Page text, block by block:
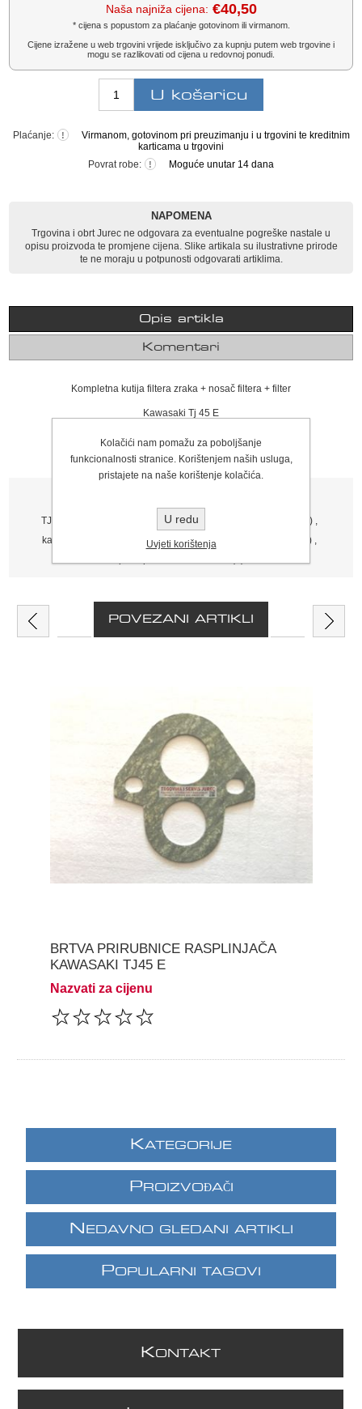
Naša najniža cijena: €40,50
* cijena s popustom za plaćanje gotovinom ili virmanom.
Cijene izražene u web trgovini vrijede isključivo za kupnju putem web trgovine i
mogu se razlikovati od cijena u redovnoj ponudi.
Plaćanje: !
Virmanom, gotovinom pri preuzimanju i u trgovini te kreditnim
karticama u trgovini
Povrat robe:
! Moguće unutar 14 dana
NAPOMENA
Trgovina i obrt Jurec ne odgovara za eventualne pogreške nastale u
opisu proizvoda te promjene cijena. Slike artikala su ilustrativne prirode
te ne moraju u potpunosti odgovarati artiklima.
Opis artikla
Komentari
Kompletna kutija filtera zraka + nosač filtera + filter
Kawasaki Tj 45 E
TJ45 poklopac filtera zraka (6) (9) ,
kawasaki tj45
y25 00 909 (1) , kutija filtera kawasaki (1) ,
POVEZANI ARTIKLI
BRTVA PRIRUBNICE RASPLINJAČA
KAWASAKI TJ45 E
Nazvati za cijenu
KATEGORIJE
PROIZVOĐAČI
N EDAVNO GLEDANI ARTIKLI
POPULARNI TAGOVI
KONTAKT
Kolačići nam pomažu za poboljšanje
funkcionalnosti stranice. Korištenjem naših usluga,
pristajete na naše korištenje kolačića.
U redu
Uvjeti korištenja